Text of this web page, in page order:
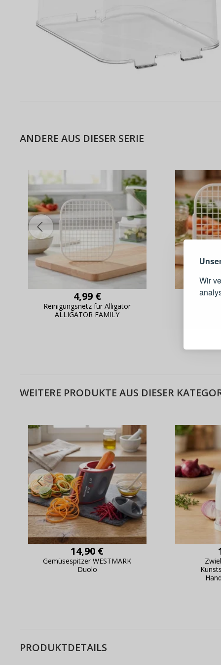
Wir
ANDERE AUS DIESER SERIE
4,99 €
Reinigungsnetz für Alligator
ALLIGATOR FAMILY
WEITERE PRODUKTE AUS DIESER
14,90 €
Gemüsespitzer WESTMARK
Duolo
PRODUKTDETAILS
Live-